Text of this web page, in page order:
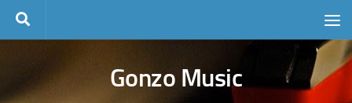
Skip to content
Gonzo Music